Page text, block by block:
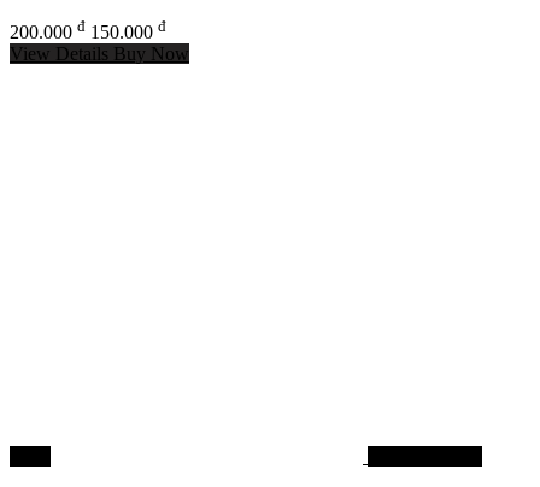
200.000 đ 150.000 đ
View Details Buy Now